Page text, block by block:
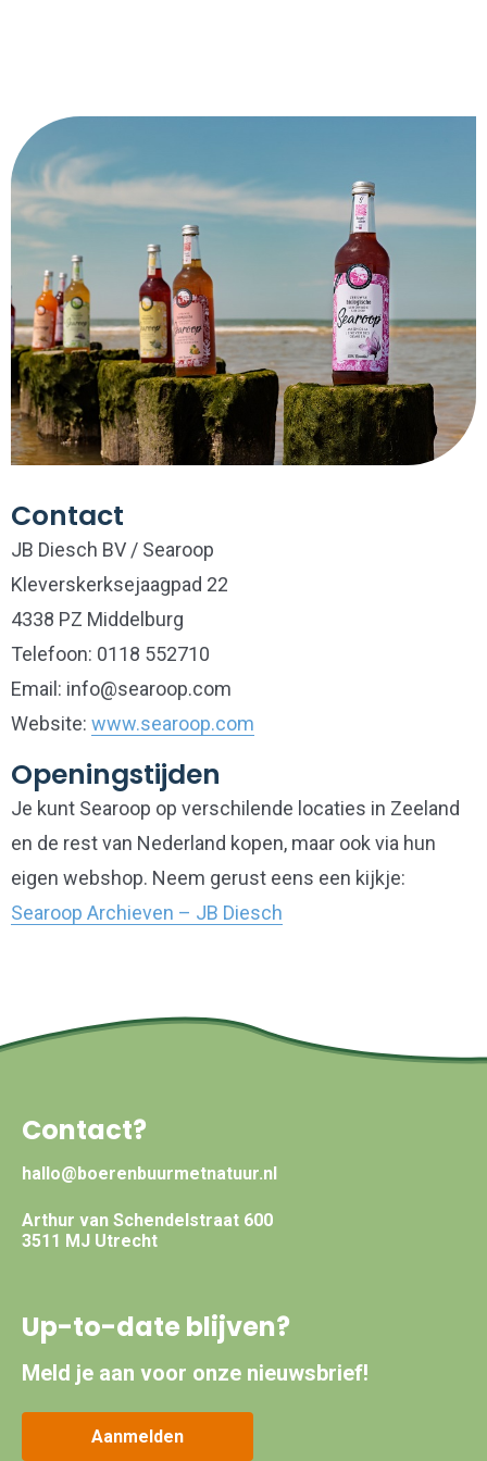
Contact
JB Diesch BV / Searoop
Kleverskerksejaagpad 22
4338 PZ Middelburg
Telefoon: 0118 552710
Email: info@searoop.com
Website: www.searoop.com
Openingstijden
Je kunt Searoop op verschilende locaties in Zeeland
en de rest van Nederland kopen, maar ook via hun
eigen webshop. Neem gerust eens een kijkje:
Searoop Archieven – JB Diesch
Contact?
hallo@boerenbuurmetnatuur.nl
Arthur van Schendelstraat 600
3511 MJ Utrecht
Up-to-date blijven?
Meld je aan voor onze nieuwsbrief!
Aanmelden